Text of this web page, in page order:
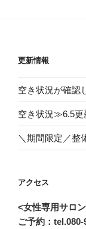
更新情報
空き状況が確認
空き状況≫6.5更
＼期間限定／整
アクセス
<女性専用サロ
ご予約：tel.080-